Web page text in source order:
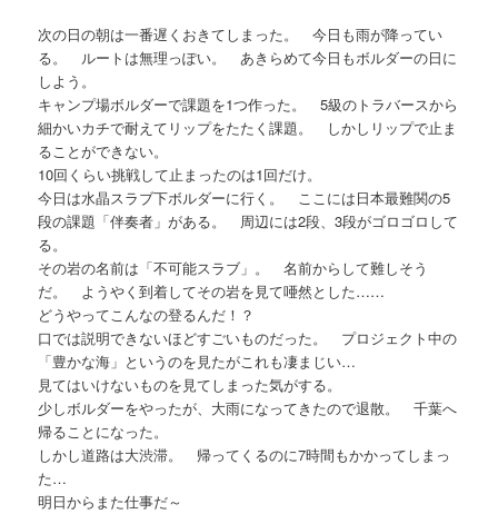
次の日の朝は一番遅くおきてしまった。 今日も雨が降ってい
る。 ルートは無理っぽい。 あきらめて今日もボルダーの日に
しよう。
キャンプ場ボルダーで課題を1つ作った。 5級のトラバースから
細かいカチで耐えてリップをたたく課題。 しかしリップで止ま
ることができない。
10回くらい挑戦して止まったのは1回だけ。
今日は水晶スラブ下ボルダーに行く。 ここには日本最難関の5
段の課題「伴奏者」がある。 周辺には2段、3段がゴロゴロして
る。
その岩の名前は「不可能スラブ」。 名前からして難しそう
だ。 ようやく到着してその岩を見て唖然とした……
どうやってこんなの登るんだ！？
口では説明できないほどすごいものだった。 プロジェクト中の
「豊かな海」というのを見たがこれも凄まじい…
見てはいけないものを見てしまった気がする。
少しボルダーをやったが、大雨になってきたので退散。 千葉へ
帰ることになった。
しかし道路は大渋滞。 帰ってくるのに7時間もかかってしまっ
た…
明日からまた仕事だ～